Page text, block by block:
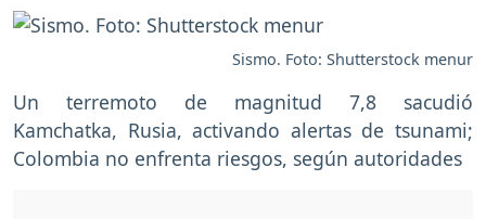
Sismo. Foto: Shutterstock menur
Un terremoto de magnitud 7,8 sacudió
Kamchatka, Rusia, activando alertas de tsunami;
Colombia no enfrenta riesgos, según autoridades